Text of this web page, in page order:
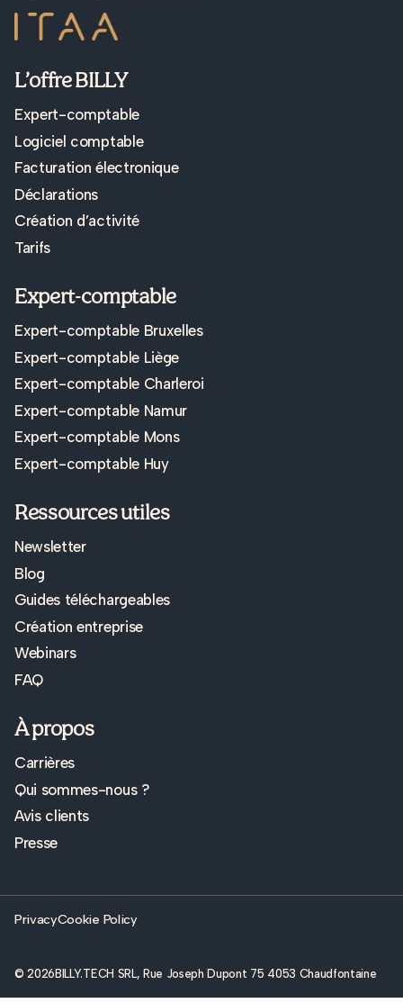
L’offre BILLY
Expert-comptable
Logiciel comptable
Facturation électronique
Déclarations
Création d’activité
Tarifs
Expert-comptable
Expert-comptable Bruxelles
Expert-comptable Liège
Expert-comptable Charleroi
Expert-comptable Namur
Expert-comptable Mons
Expert-comptable Huy
Ressources utiles
Newsletter
Blog
Guides téléchargeables
Création entreprise
Webinars
FAQ
À propos
Carrières
Qui sommes-nous ?
Avis clients
Presse
© 2026 BILLY.TECH SRL, Rue Joseph Dupont 75 4053 Chaudfontaine
PrivacyCookie Policy